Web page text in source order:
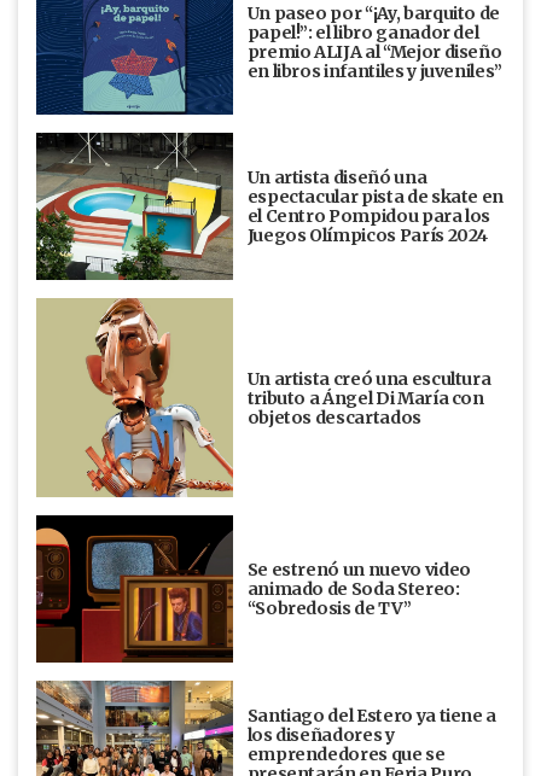
Un paseo por “¡Ay, barquito de
papel!”: el libro ganador del
premio ALIJA al “Mejor diseño
en libros infantiles y juveniles”
Un artista diseñó una
espectacular pista de skate en
el Centro Pompidou para los
Juegos Olímpicos París 2024
Un artista creó una escultura
tributo a Ángel Di María con
objetos descartados
Se estrenó un nuevo video
animado de Soda Stereo:
“Sobredosis de TV”
Santiago del Estero ya tiene a
los diseñadores y
emprendedores que se